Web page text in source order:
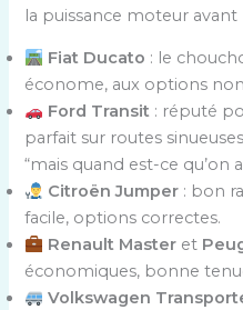
la puissance moteur avant
Fiat Ducato : le
économe, aux options
Ford Transit : réputé
parfait sur routes
“mais quand est-ce qu’on
Citroën Jumper : bon
facile, options correctes.
Renault Master et
économiques, bonne
Volkswagen